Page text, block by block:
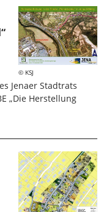
KSJ
Jenaer Stadtrats
„Die Herstellung